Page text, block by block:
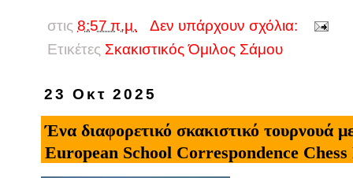
στις 8:57 π.μ.
Δεν υπάρχουν σχόλια:
Ετικέτες Σκακιστικός Όμιλος Σάμου
23 Οκτ 2025
Ένα διαφορετικό σκακιστικό τουρνουά
European School Correspondence